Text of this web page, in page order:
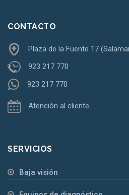
CONTACTO
Plaza de la Fuente 17
923 217 770
923 217 770
Atención al cliente
SERVICIOS
Baja visión